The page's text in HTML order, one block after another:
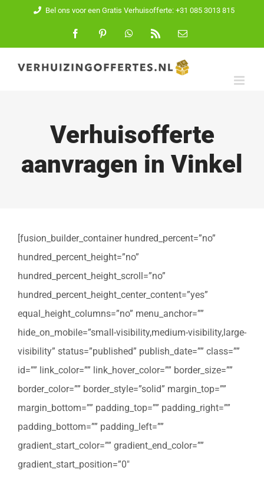
inhoud
Bel ons voor een Gratis Verhuisofferte: +31 085 3013 815
FacebookPinterest WhatsApp
E-
Verhuisofferte
aanvragen in Vinkel
[fusion_builder_container hundred_percent=”no”
hundred_percent_height=”no”
hundred_percent_height_scroll=”no”
hundred_percent_height_center_content=”yes”
equal_height_columns=”no” menu_anchor=””
hide_on_mobile=”small-visibility,medium-visibility,large-
visibility” status=”published” publish_date=”” class=””
id=”” link_color=”” link_hover_color=”” border_size=””
border_color=”” border_style=”solid” margin_top=””
margin_bottom=”” padding_top=”” padding_right=””
padding_bottom=”” padding_left=””
gradient_start_color=”” gradient_end_color=””
gradient_start_position=”0″